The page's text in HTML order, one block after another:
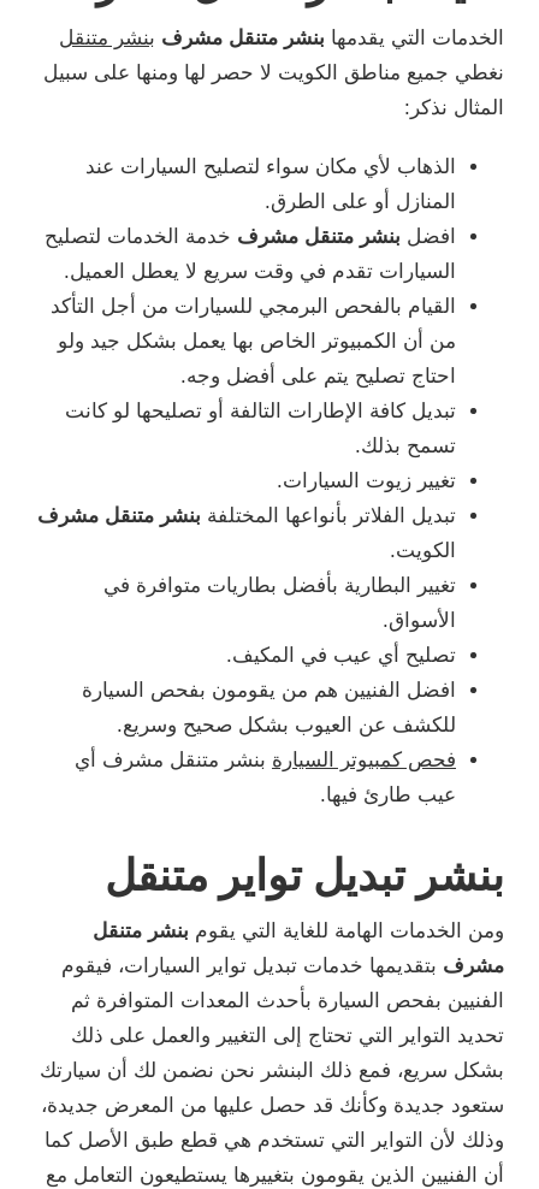
الخدمات التي يقدمها بنشر متنقل مشرف بنشر متنقل
نغطي جميع مناطق الكويت لا حصر لها ومنها على سبيل
المثال نذكر:
الذهاب لأي مكان سواء لتصليح السيارات عند
المنازل أو على الطرق.
افضل بنشر متنقل مشرف خدمة الخدمات لتصليح
السيارات تقدم في وقت سريع لا يعطل العميل.
القيام بالفحص البرمجي للسيارات من أجل التأكد
من أن الكمبيوتر الخاص بها يعمل بشكل جيد ولو
احتاج تصليح يتم على أفضل وجه.
تبديل كافة الإطارات التالفة أو تصليحها لو كانت
تسمح بذلك.
تغيير زيوت السيارات.
تبديل الفلاتر بأنواعها المختلفة بنشر متنقل مشرف
الكويت.
تغيير البطارية بأفضل بطاريات متوافرة في
الأسواق.
تصليح أي عيب في المكيف.
افضل الفنيين هم من يقومون بفحص السيارة
للكشف عن العيوب بشكل صحيح وسريع.
فحص كمبيوتر السيارة بنشر متنقل مشرف أي
عيب طارئ فيها.
بنشر تبديل تواير متنقل
ومن الخدمات الهامة للغاية التي يقوم بنشر متنقل
مشرف بتقديمها خدمات تبديل تواير السيارات، فيقوم
الفنيين بفحص السيارة بأحدث المعدات المتوافرة ثم
تحديد التواير التي تحتاج إلى التغيير والعمل على ذلك
بشكل سريع، فمع ذلك البنشر نحن نضمن لك أن سيارتك
ستعود جديدة وكأنك قد حصل عليها من المعرض جديدة،
وذلك لأن التواير التي تستخدم هي قطع طبق الأصل كما
أن الفنيين الذين يقومون بتغييرها يستطيعون التعامل مع